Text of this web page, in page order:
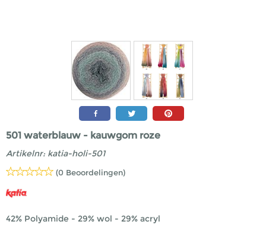
501 waterblauw - kauwgom roze
Artikelnr: katia-holi-501
(0 Beoordelingen)
42% Polyamide - 29% wol - 29% acryl